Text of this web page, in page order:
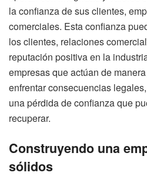
la confianza de sus clientes,
comerciales. Esta confianza
los clientes, relaciones
reputación positiva en la
empresas que actúan de
enfrentar consecuencias
una pérdida de confianza que
recuperar.
Construyendo una
sólidos